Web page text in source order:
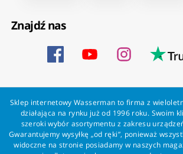
Znajdź nas
Sklep internetowy Wasserman to firma z
działająca na rynku już od 1996 roku. Swoim
szeroki wybór asortymentu z zakresu
Gwarantujemy wysyłkę „od ręki”, ponieważ
widoczne na stronie posiadamy w naszych